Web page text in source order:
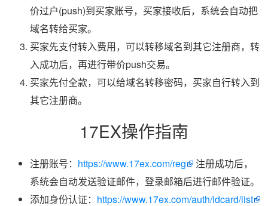
价过户(push)到买家账号，买家接收后，系统会自动把
域名转给买家。
买家先支付转入费用，可以转移域名到其它注册商，转
入成功后，再进行带价push交易。
买家先付全款，可以给域名转移密码，买家自行转入到
其它注册商。
17EX操作指南
注册账号： https://www.17ex.com/reg
注册成功后，
系统会自动发送验证邮件，登录邮箱后进行邮件验证。
添加身份认证： https://www.17ex.com/auth/idcard/list